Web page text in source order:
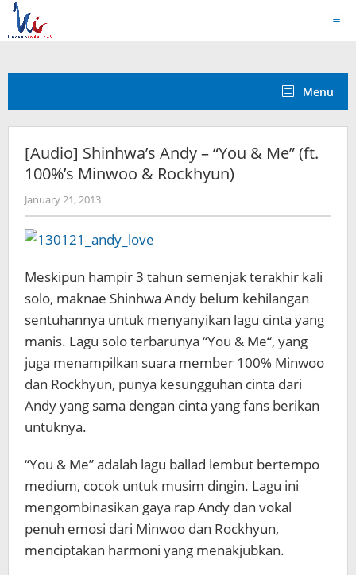
Skip
content
Menu
[Audio] Shinhwa’s Andy – “You & Me” (ft.
100%’s Minwoo & Rockhyun)
January 21, 2013by
Koreanindo
Meskipun hampir 3 tahun semenjak terakhir kali
solo, maknae Shinhwa Andy belum kehilangan
sentuhannya untuk menyanyikan lagu cinta yang
manis. Lagu solo terbarunya “You & Me“, yang
juga menampilkan suara member 100% Minwoo
dan Rockhyun, punya kesungguhan cinta dari
Andy yang sama dengan cinta yang fans berikan
untuknya.
“You & Me” adalah lagu ballad lembut bertempo
medium, cocok untuk musim dingin. Lagu ini
mengombinasikan gaya rap Andy dan vokal
penuh emosi dari Minwoo dan Rockhyun,
menciptakan harmoni yang menakjubkan.